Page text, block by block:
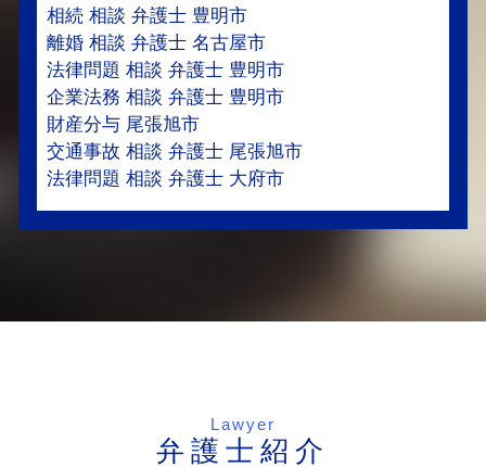
相続 相談 弁護士 豊明市
離婚 相談 弁護士 名古屋市
法律問題 相談 弁護士 豊明市
企業法務 相談 弁護士 豊明市
財産分与 尾張旭市
交通事故 相談 弁護士 尾張旭市
法律問題 相談 弁護士 大府市
Lawyer
弁護士紹介